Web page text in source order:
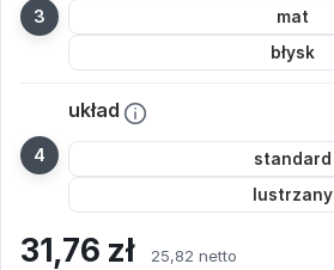
mat
błysk
układ
standard
lustrzany
31,76 zł 25,82 netto